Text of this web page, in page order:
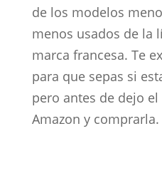
de los modelos
menos usados de la
marca francesa. Te
para que sepas si
pero antes de dejo
Amazon y comprarla.